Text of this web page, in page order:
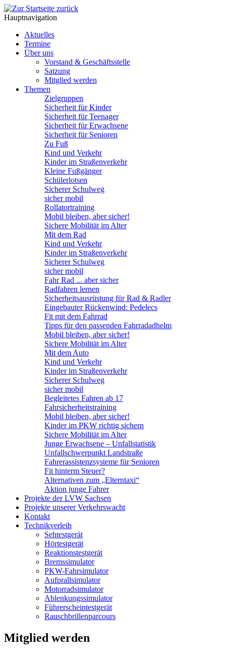
Hauptnavigation
Aktuelles
Termine
Über uns
Vorstand & Geschäftsstelle
Satzung
Mitglied werden
Themen
Zielgruppen
Sicherheit für Kinder
Sicherheit für Teenager
Sicherheit für Erwachsene
Sicherheit für Senioren
Zu Fuß
Kind und Verkehr
Kinder im Straßenverkehr
Kleine Fußgänger
Schülerlotsen
Sicherer Schulweg
sicher mobil
Rollatortraining
Mobil bleiben, aber sicher!
Sichere Mobilität im Alter
Mit dem Rad
Kind und Verkehr
Kinder im Straßenverkehr
Sicherer Schulweg
sicher mobil
Fahr Rad ... aber sicher
Radfahren lernen
Sicherheitsausrüstung für Rad & Radler
Eingebauter Rückenwind: Pedelecs
Fit mit dem Fahrrad
Tipps für den passenden Fahrradadhelm
Mobil bleiben, aber sicher!
Sichere Mobilität im Alter
Mit dem Auto
Kind und Verkehr
Kinder im Straßenverkehr
Sicherer Schulweg
sicher mobil
Begleitetes Fahren ab 17
Fahrsicherheitstraining
Mobil bleiben, aber sicher!
Kinder im PKW richtig sichern
Sichere Mobilität im Alter
Junge Erwachsene – Unfallstatistik
Unfallschwerpunkt Landstraße
Fahrerassistenzsysteme für Senioren
Fit hinterm Steuer?
Alternativen zum „Elterntaxi“
Aktion junge Fahrer
Projekte der LVW Sachsen
Projekte unserer Verkehrswacht
Kontakt
Technikverleih
Sehtestgerät
Hörtestgerät
Reaktionstestgerät
Bremssimulator
PKW-Fahrsimulator
Aufprallsimulator
Motorradsimulator
Ablenkungssimulator
Führerscheintestgerät
Rauschbrillenparcours
Mitglied werden